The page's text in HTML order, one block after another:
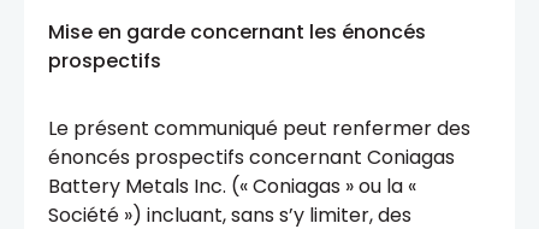
Mise en garde concernant les énoncés
prospectifs
Le présent communiqué peut renfermer des
énoncés prospectifs concernant Coniagas
Battery Metals Inc. (« Coniagas » ou la «
Société ») incluant, sans s’y limiter, des